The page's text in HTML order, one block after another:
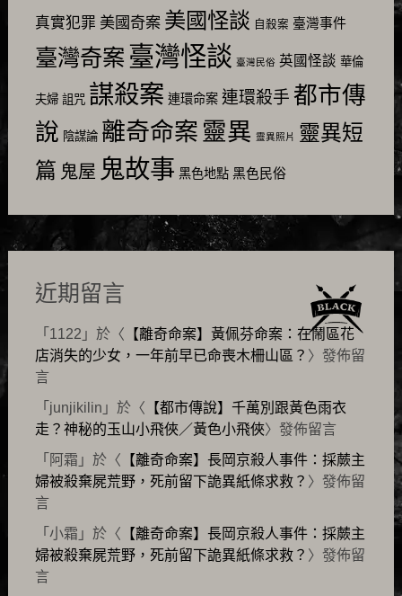
真實犯罪 美國奇案 美國怪談 自殺案 臺灣事件
臺灣奇案 臺灣怪談 臺灣民俗 英國怪談 華倫
夫婦 詛咒 謀殺案 連環命案 連環殺手 都市傳
說 陰謀論 離奇命案 靈異 靈異照片 靈異短
篇 鬼屋 鬼故事 黑色地點 黑色民俗
近期留言
「 1122 」於〈 【離奇命案】黃佩芬命案：在鬧區花
店消失的少女，一年前早已命喪木柵山區？ 〉發佈留
言
「 junjikilin 」於〈 【都市傳說】千萬別跟黃色雨衣
走？神秘的玉山小飛俠／黃色小飛俠〉發佈留言
「 阿霜 」於〈 【離奇命案】長岡京殺人事件：採蕨主
婦被殺棄屍荒野，死前留下詭異紙條求救？ 〉發佈留
言
「 小霜 」於〈 【離奇命案】長岡京殺人事件：採蕨主
婦被殺棄屍荒野，死前留下詭異紙條求救？ 〉發佈留
言